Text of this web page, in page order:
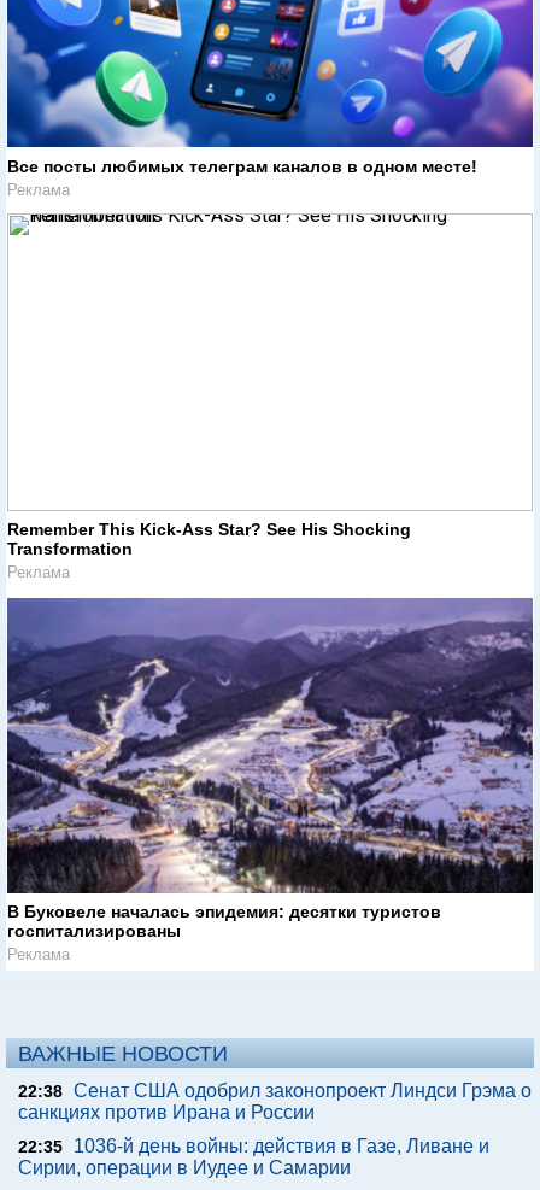
Все посты любимых телеграм каналов в одном месте!
Реклама
Remember This Kick-Ass Star? See His Shocking
Transformation
Реклама
В Буковеле началась эпидемия: десятки туристов
госпитализированы
Реклама
ВАЖНЫЕ НОВОСТИ
22:38 Сенат США одобрил законопроект Линдси Грэма о
санкциях против Ирана и России
22:35
1036-й день войны: действия в Газе, Ливане и
Сирии, операции в Иудее и Самарии